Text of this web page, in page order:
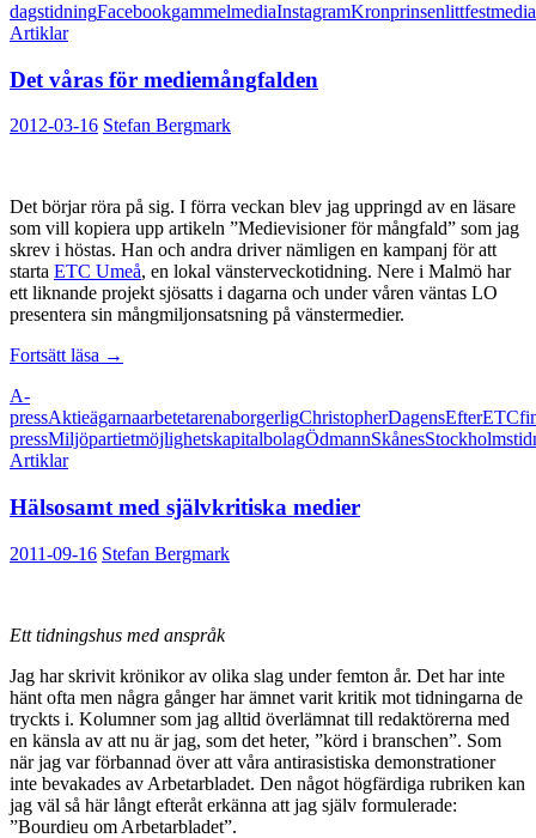
gammelmedia
dagstidningFacebookgammelmediaInstagramKronprinsenlittfestmedia
Artiklar
Det våras för mediemångfalden
2012-03-16 Stefan Bergmark
Det börjar röra på sig. I förra veckan blev jag uppringd av en läsare
som vill kopiera upp artikeln ”Medievisioner för mångfald” som jag
skrev i höstas. Han och andra driver nämligen en kampanj för att
starta ETC Umeå, en lokal vänsterveckotidning. Nere i Malmö har
ett liknande projekt sjösatts i dagarna och under våren väntas LO
presentera sin mångmiljonsatsning på vänstermedier.
Fortsätt läsa Det
mediemångfalden
→
A-
pressAktieägarnaarbetetarenaborgerligChristopherDagensEfterETC
pressMiljöpartietmöjlighetskapitalbolagÖdmannSkånesStockholms
Artiklar
Hälsosamt med självkritiska medier
2011-09-16 Stefan Bergmark
Ett tidningshus med anspråk
Jag har skrivit krönikor av olika slag under femton år. Det har inte
hänt ofta men några gånger har ämnet varit kritik mot tidningarna de
tryckts i. Kolumner som jag alltid överlämnat till redaktörerna med
en känsla av att nu är jag, som det heter, ”körd i branschen”. Som
när jag var förbannad över att våra antirasistiska demonstrationer
inte bevakades av Arbetarbladet. Den något högfärdiga rubriken kan
jag väl så här långt efteråt erkänna att jag själv formulerade:
”Bourdieu om Arbetarbladet”.